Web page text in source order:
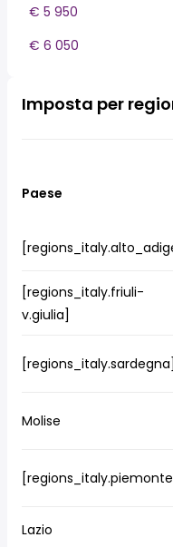
€ 5 950
€ 6 050
Imposta per
Paese
[regions_italy.friuli-
v.giulia]
[regions_italy.sardegna]
Molise
Lazio